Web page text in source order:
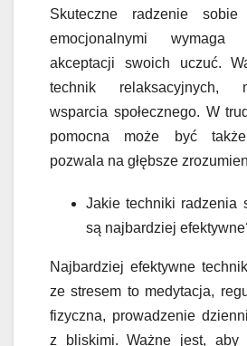
Skuteczne radzenie
emocjonalnymi
akceptacji swoich uczuć.
technik relaksacyjnych,
wsparcia społecznego. W
pomocna może być
pozwala na głębsze
Jakie techniki radzenia
są najbardziej
Najbardziej efektywne
ze stresem to medytacja,
fizyczna, prowadzenie
z bliskimi. Ważne jest, aby